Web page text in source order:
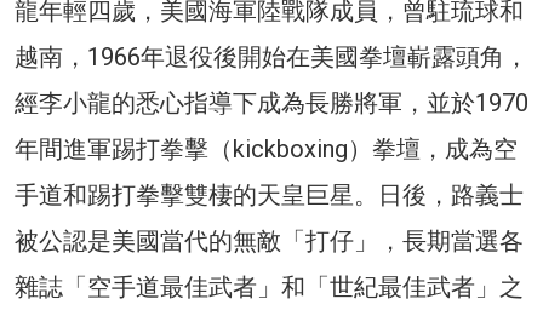
龍年輕四歲，美國海軍陸戰隊成員，曾駐琉球和
越南，1966年退役後開始在美國拳壇嶄露頭角，
經李小龍的悉心指導下成為長勝將軍，並於1970
年間進軍踢打拳擊（kickboxing）拳壇，成為空
手道和踢打拳擊雙棲的天皇巨星。日後，路義士
被公認是美國當代的無敵「打仔」，長期當選各
雜誌「空手道最佳武者」和「世紀最佳武者」之